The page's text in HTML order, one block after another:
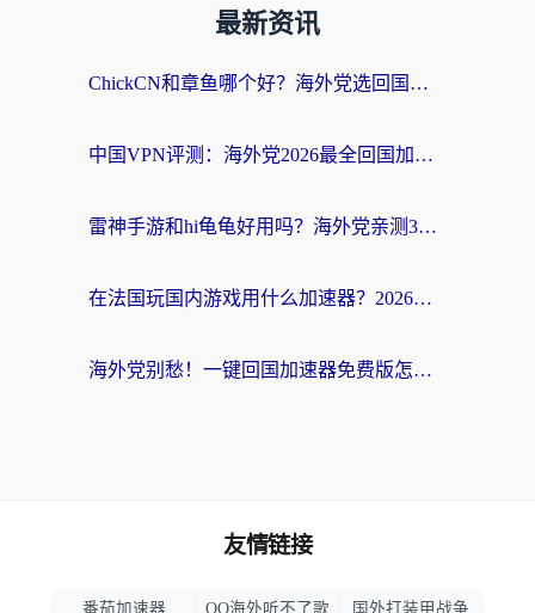
最新资讯
ChickCN和章鱼哪个好？海外党选回国加速器的3个关键维度 + 实用避坑指南
中国VPN评测：海外党2026最全回国加速器选择指南，告别地区限制不踩坑
雷神手游和hi龟龟好用吗？海外党亲测3款回国加速器，教你选对国外到国内加速器
在法国玩国内游戏用什么加速器？2026实测解决延迟卡顿的实用指南
海外党别愁！一键回国加速器免费版怎么选？从踩坑到流畅访问的全攻略
友情链接
番茄加速器 QQ海外听不了歌 国外打装甲战争